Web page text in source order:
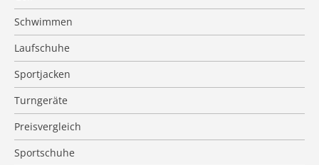
Schwimmen
Laufschuhe
Sportjacken
Turngeräte
Preisvergleich
Sportschuhe